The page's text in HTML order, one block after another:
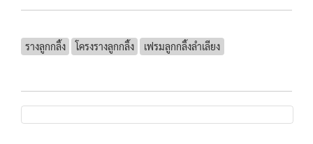
รางลูกกลิ้ง โครงรางลูกกลิ้ง เฟรมลูกกลิ้งลำเลียง